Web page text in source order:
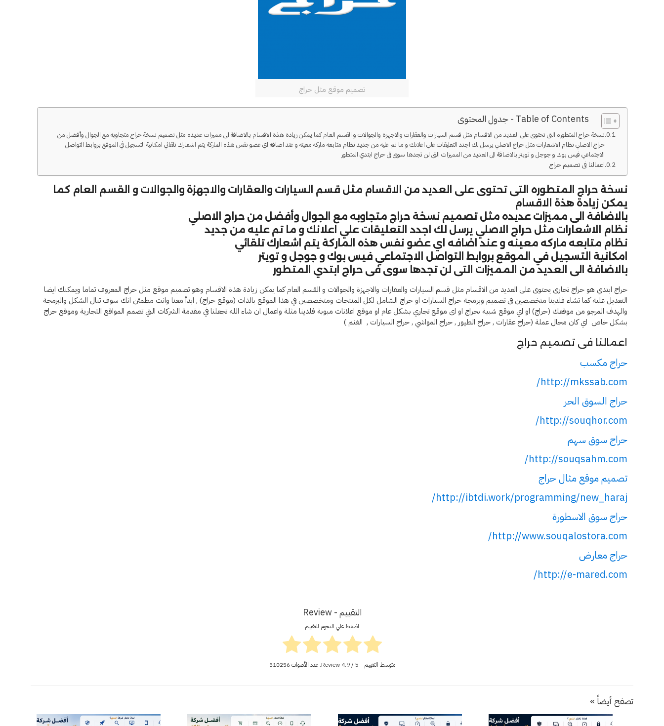
تصميم موقع مثل حراج
Table of Contents - جدول المحتوى
نسخة حراج المتطوره التى تحتوى على العديد من الاقسام مثل قسم السيارات والعقارات والاجهزة والجوالات و القسم العام كما يمكن زيادة هذة الاقسام بالاضافة الى مميزات عديده مثل تصميم نسخة حراج متجاوبه مع الجوال وأفضل من
حراج الاصلي نظام الاشعارات مثل حراج الاصلي يرسل لك اجدد التعليقات علي اعلانك و ما تم عليه من جديد نظام متابعه ماركه معينه و عند اضافه اي عضو نفس هذه الماركة يتم اشعارك تلقائي امكانية التسجيل في الموقع بروابط التواصل
الاجتماعي فيس بوك و جوجل و تويتر بالاضافة الى العديد من المميزات التى لن تجدها سوى فى حراج ابتدي المتطور
اعمالنا فى تصميم حراج
نسخةحراج المتطوره التى تحتوى على العديد من الاقسام مثل قسم السيارات والعقارات والاجهزة والجوالات و القسم العام كما
يمكن زيادة هذة الاقسام
بالاضافة الى مميزات عديده مثل تصميم نسخةحراج متجاوبه مع الجوال وأفضل منحراج الاصلي
نظام الاشعارات مثلحراج الاصلي يرسل لك اجدد التعليقات علي اعلانك و ما تم عليه من جديد
نظام متابعه ماركه معينه و عند اضافه اي عضو نفس هذه الماركة يتم اشعارك تلقائي
امكانية التسجيل في الموقع بروابط التواصل الاجتماعي فيس بوك و جوجل و تويتر
بالاضافة الى العديد من المميزات التى لن تجدها سوى فىحراج ابتدي المتطور
حراج ابتدي هو حراج تجارى يحتوى على العديد من الاقسام مثل قسم السيارات والعقارات والاجهزة والجوالات و القسم العام كما يمكن زيادة هذة الاقسام وهو تصميم موقع مثل حراج المعروف تماما ويمكنك ايضا
التعديل علية كما تشاء فلدينا متخصصين فى تصميم وبرمجة حراج السيارات او حراج الشامل لكل المنتجات ومتخصصين في هذا الموقع بالذات (موقع حراج) , ابدأ معنا وانت مطمئن انك سوف تنال الشكل والبرمجة
والهدف المرجو من موقعك (حراج) او اي موقع شبية بحراج او اى موقع تجاري بشكل عام او موقع اعلانات مبوبة فلدينا مثلة واعمال ان شاء الله تجعلنا في مقدمة الشركات التي تصمم المواقع التجارية وموقع حراج
بشكل خاص اي كان مجال عملة (حراج عقارات , حراج الطيور , حراج المواشي , حراج السيارات , الغنم )
اعمالنا فى تصميم حراج
حراج مكسب
http://mkssab.com/
حراج السوق الحر
http://souqhor.com/
حراج سوق سهم
http://souqsahm.com/
تصميم موقع مثال حراج
http://ibtdi.work/programming/new_haraj/
حراج سوق الاسطورة
http://www.souqalostora.com/
حراج معارض
http://e-mared.com/
التقييم - Review
اضغط علي النجوم للتقييم
متوسط التقييم - Review 4.9/ 5. عدد الأصوات 510256
تصفح أيضاً »